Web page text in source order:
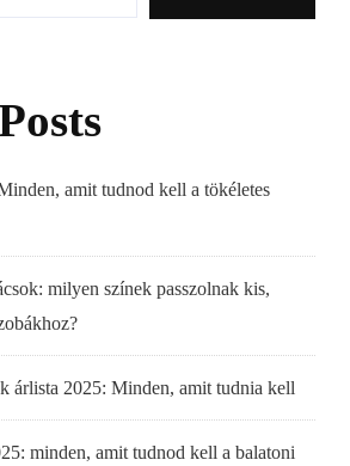
amit tudnod kell a tökéletes
milyen színek passzolnak kis,
árlista 2025: Minden, amit tudnia kell
minden, amit tudnod kell a balatoni